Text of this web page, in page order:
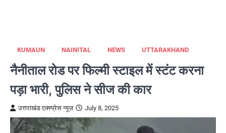
KUMAUN NAINITAL NEWS UTTARAKHAND
नैनीताल रोड पर फिल्मी स्टाइल में स्टंट करना
पड़ा भारी, पुलिस ने सीज की कार
उत्तराखंड एक्स्प्रेस न्यूज़ July 8, 2025